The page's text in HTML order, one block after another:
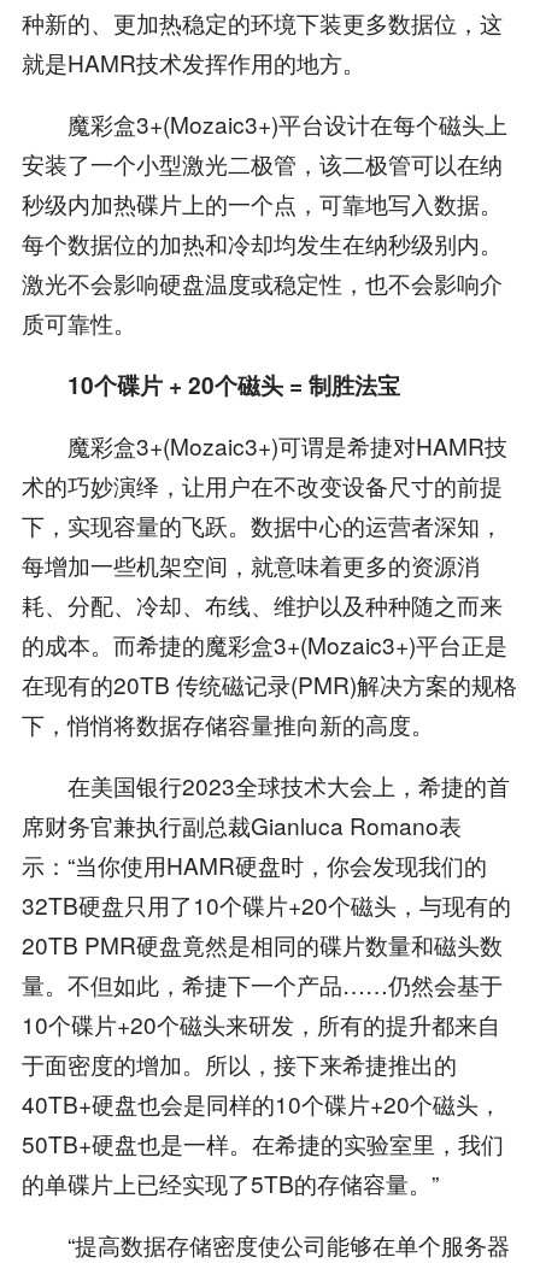
种新的、更加热稳定的环境下装更多数据位，这
就是HAMR技术发挥作用的地方。
魔彩盒3+(Mozaic3+)平台设计在每个磁头上
安装了一个小型激光二极管，该二极管可以在纳
秒级内加热碟片上的一个点，可靠地写入数据。
每个数据位的加热和冷却均发生在纳秒级别内。
激光不会影响硬盘温度或稳定性，也不会影响介
质可靠性。
10个碟片 + 20个磁头 = 制胜法宝
魔彩盒3+(Mozaic3+)可谓是希捷对HAMR技
术的巧妙演绎，让用户在不改变设备尺寸的前提
下，实现容量的飞跃。数据中心的运营者深知，
每增加一些机架空间，就意味着更多的资源消
耗、分配、冷却、布线、维护以及种种随之而来
的成本。而希捷的魔彩盒3+(Mozaic3+)平台正是
在现有的20TB 传统磁记录(PMR)解决方案的规格
下，悄悄将数据存储容量推向新的高度。
在美国银行2023全球技术大会上，希捷的首
席财务官兼执行副总裁Gianluca Romano表
示：“当你使用HAMR硬盘时，你会发现我们的
32TB硬盘只用了10个碟片+20个磁头，与现有的
20TB PMR硬盘竟然是相同的碟片数量和磁头数
量。不但如此，希捷下一个产品……仍然会基于
10个碟片+20个磁头来研发，所有的提升都来自
于面密度的增加。所以，接下来希捷推出的
40TB+硬盘也会是同样的10个碟片+20个磁头，
50TB+硬盘也是一样。在希捷的实验室里，我们
的单碟片上已经实现了5TB的存储容量。”
“提高数据存储密度使公司能够在单个服务器